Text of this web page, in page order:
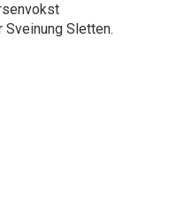
Sletten.